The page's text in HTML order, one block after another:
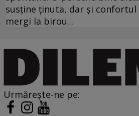
susține ținuta, dar și confortul
mergi la birou...
Urmărește-ne pe: